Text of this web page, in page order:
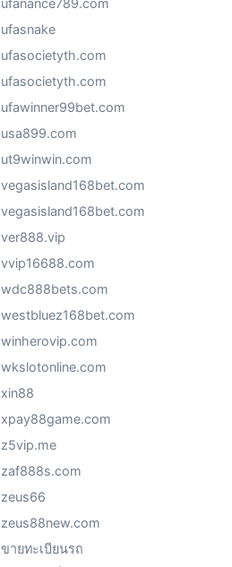
ufanance789.com
ufasnake
ufasocietyth.com
ufasocietyth.com
ufawinner99bet.com
usa899.com
ut9winwin.com
vegasisland168bet.com
vegasisland168bet.com
ver888.vip
vvip16688.com
wdc888bets.com
westbluez168bet.com
winherovip.com
wkslotonline.com
xin88
xpay88game.com
z5vip.me
zaf888s.com
zeus66
zeus88new.com
ขายทะเบียนรถ